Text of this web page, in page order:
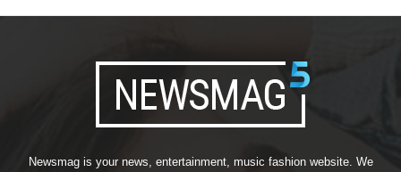
Newsmag is your news, entertainment, music fashion website. We